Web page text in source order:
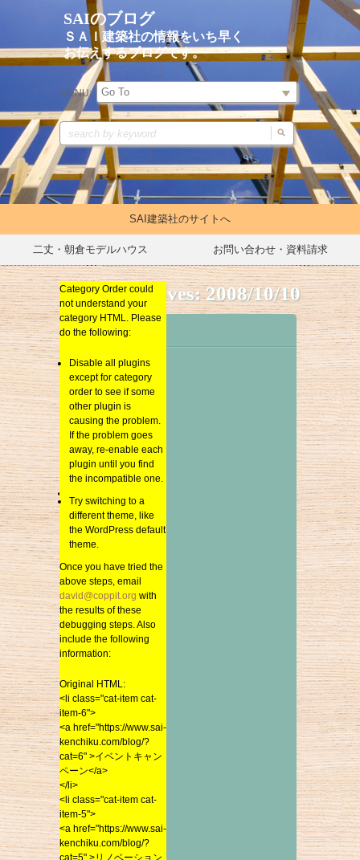
SAIのブログ
ＳＡＩ建築社の情報をいち早く
お伝えするブログです。
MENU:
SAI建築社のサイトへ
二丈・朝倉モデルハウス お問い合わせ・資料請求
Daily Archives:2008/10/10
Archives
2018年7月
2018年6月
2018年5月
2018年4月
2018年3月
2018年2月
2018年1月
2017年12月
2017年11月
2017年8月
2017年7月
2017年6月
2017年5月
2017年4月
2017年2月
2017年1月
2016年12月
2016年11月
2016年10月
2016年9月
2016年8月
2016年7月
2016年6月
2016年5月
Category Order could
not understand your
category HTML. Please
do the following:
Disable all plugins
except for category
order to see if some
other plugin is
causing the problem.
If the problem goes
away, re-enable each
plugin until you find
the incompatible one.
different theme, like
the WordPress default
theme.
Once you have tried the
above steps, email
david@coppit.org
with the results of these
debugging steps. Also
include the following
information:
<li class="cat-item cat-
item-6">
<a href="https://www.sai-
kenchiku.com/blog/?
cat=6" >イベントキャン
ペーン</a>
</li>
<li class="cat-item cat-
item-5">
<a href="https://www.sai-
kenchiku.com/blog/?
cat=5" >リノベーション
イベントキャンペーン
リノベーション
新築
Category Order could
not understand your
category HTML. Please
do the following:
Disable all plugins
except for category
order to see if some
other plugin is
causing the problem.
If the problem goes
away, re-enable each
plugin until you find
the incompatible one.
Try switching to a
different theme, like
the WordPress default
theme.
Once you have tried the
above steps, email
david@coppit.org with
the results of these
debugging steps. Also
include the following
information:
Original HTML:
<li class="cat-item cat-
item-6">
<a href="https://www.sai-
kenchiku.com/blog/?
cat=6" >イベントキャン
ペーン</a>
</li>
<li class="cat-item cat-
item-5">
<a href="https://www.sai-
kenchiku.com/blog/?
cat=5" >リノベーション
イベントキャンペーン
リノベーション
新築
総合